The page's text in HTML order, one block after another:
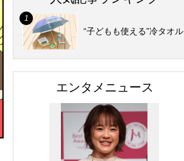
“子どもも使える”冷タオル
エンタメニュース